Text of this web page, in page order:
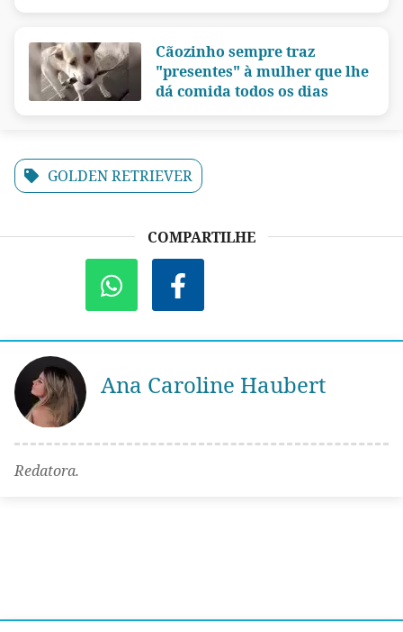
Cãozinho sempre traz
"presentes" à mulher que lhe
dá comida todos os dias
GOLDEN RETRIEVER
COMPARTILHE
Ana Caroline Haubert
Redatora.